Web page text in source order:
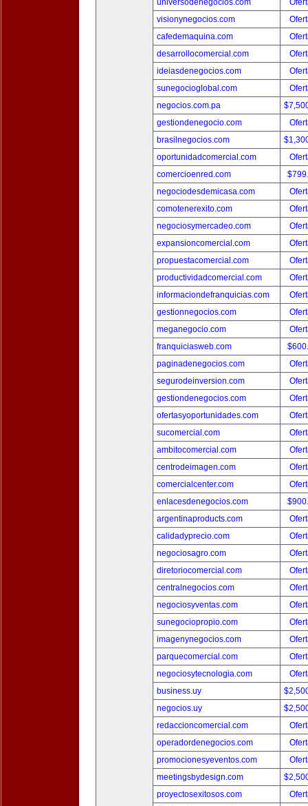
universodenegocios.com
visionynegocios.com
cafedemaquina.com
desarrollocomercial.com
ideiasdenegocios.com
sunegocioglobal.com
negocios.com.pa
gestiondenegocio.com
brasilnegocios.com
oportunidadcomercial.com
comercioenred.com
negociodesdemicasa.com
comotenerexito.com
negociosymercadeo.com
expansioncomercial.com
propuestacomercial.com
productividadcomercial.com
informaciondefranquicias.com
gestionnegocios.com
meganegocio.com
franquiciasweb.com
paginadenegocios.com
segurodeinversion.com
gestiondenegocios.com
ofertasyoportunidades.com
sucomercial.com
ambitocomercial.com
centrodeimagen.com
comercialcenter.com
enlacesdenegocios.com
argentinaproducts.com
calidadyprecio.com
negociosagro.com
diretoriocomercial.com
centralnegocios.com
negociosyventas.com
sunegociopropio.com
imagenynegocios.com
parquecomercial.com
negociosytecnologia.com
business.uy
negocios.uy
redaccioncomercial.com
operadordenegocios.com
promocionesyeventos.com
meetingsbydesign.com
proyectosexitosos.com